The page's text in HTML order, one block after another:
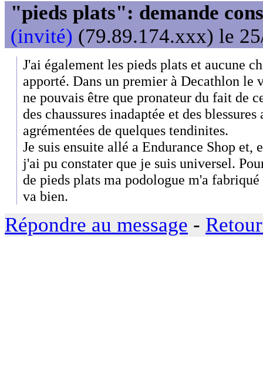
"pieds plats": demande
(invité) (79.89.174.xxx) le
J'ai également les pieds plats et aucune
apporté. Dans un premier à Decathlon le
ne pouvais être que pronateur du fait de
des chaussures inadaptée et des
agrémentées de quelques tendinites.
Je suis ensuite allé a Endurance Shop et,
j'ai pu constater que je suis universel.
de pieds plats ma podologue m'a
va bien.
Répondre au message -